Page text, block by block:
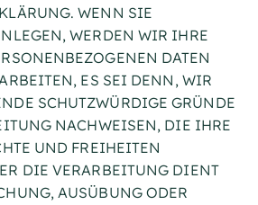
WENN SIE
WERDEN WIR IHRE
DATEN
ES SEI DENN, WIR
SCHUTZWÜRDIGE GRÜNDE
NACHWEISEN, DIE IHRE
UND FREIHEITEN
DIE VERARBEITUNG DIENT
AUSÜBUNG ODER